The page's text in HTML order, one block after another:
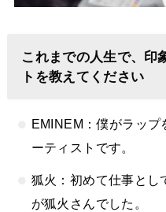
これまでの人生で、印
トを教えてください
EMINEM：僕がラッ
ーティストです。
狐火：初めて仕事とし
が狐火さんでした。